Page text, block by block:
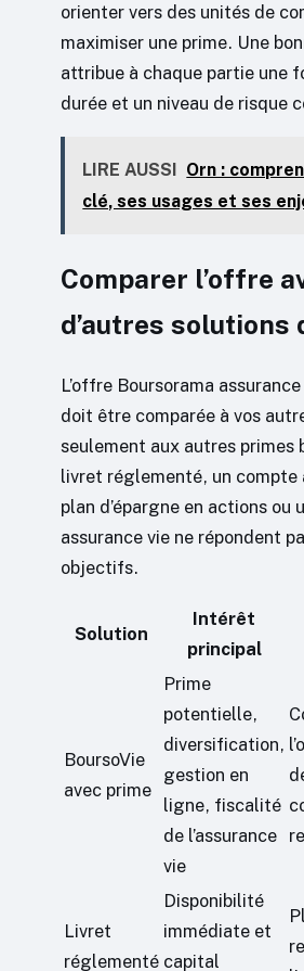
orienter vers des unités de
maximiser une prime. Une
attribue à chaque partie une
durée et un niveau de risque
LIRE AUSSI Orn :
clé, ses usages et ses
Comparer l’offre
d’autres solutions
L’offre Boursorama
doit être comparée à vos
seulement aux autres primes
livret réglementé, un compte
plan d’épargne en actions ou
assurance vie ne répondent
objectifs.
Solution
Intérêt
principal
BoursoVie
avec prime
Prime
potentielle,
diversification,
gestion en
ligne, fiscalité
de l’assurance
vie
Livret
réglementé
Disponibilité
immédiate et
capital